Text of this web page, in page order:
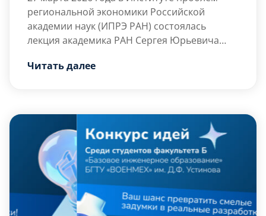
региональной экономики Российской
академии наук (ИПРЭ РАН) состоялась
лекция академика РАН Сергея Юрьевича
развития экономики России в современных
проявили большой интерес к данному
студентов групп Р141Б, Р145Б и Р136С. […]
Читать далее